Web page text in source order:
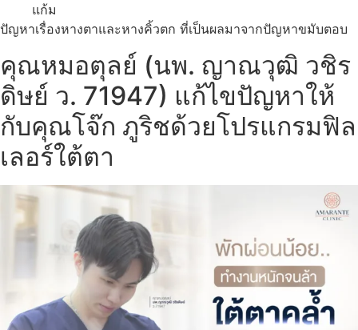
แก้ม
ปัญหาเรื่องหางตาและหางคิ้วตก ที่เป็นผลมาจากปัญหาขมับตอบ
คุณหมอตุลย์ (นพ. ญาณวุฒิ วชิร
ดิษย์ ว. 71947) แก้ไขปัญหาให้
กับคุณโจ๊ก ภูริชด้วยโปรแกรมฟิล
เลอร์ใต้ตา